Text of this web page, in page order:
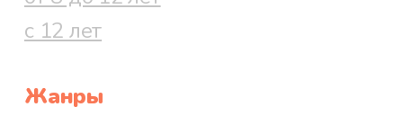
с 12 лет
Жанры